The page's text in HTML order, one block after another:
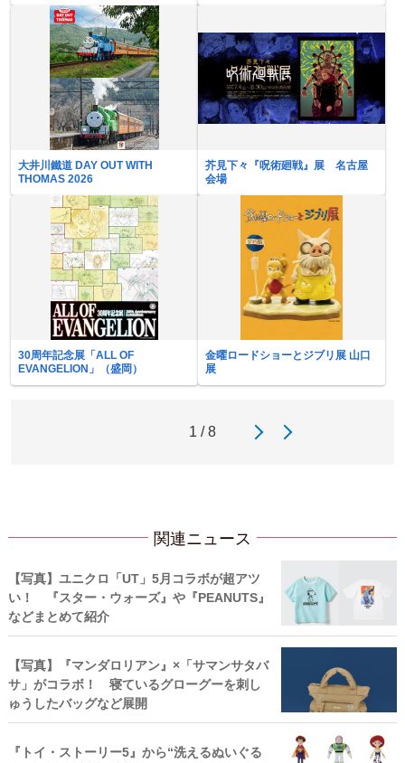
大井川鐵道 DAY OUT WITH
THOMAS 2026
芥見下々『呪術廻戦』展 名古屋
会場
30周年記念展「ALL OF
EVANGELION」（盛岡）
金曜ロードショーとジブリ展 山口
展
1 / 8
関連ニュース
【写真】ユニクロ「UT」5月コラボが超アツ
い！ 『スター・ウォーズ』や『PEANUTS』
などまとめて紹介
【写真】『マンダロリアン』×「サマンサタバ
サ」がコラボ！ 寝ているグローグーを刺し
ゅうしたバッグなど展開
『トイ・ストーリー5』から“洗えるぬいぐる